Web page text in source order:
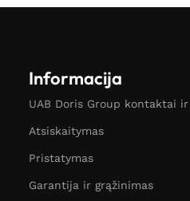
Informacija
UAB Doris Group kontaktai
Atsiskaitymas
Pristatymas
Garantija ir grąžinimas